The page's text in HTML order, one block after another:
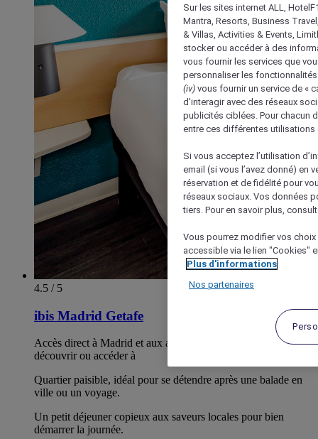
4.5 / 5
ibis Madrid Getafe
Accès direct à Madrid et aux axes routiers, idéal pour
découvrir ou accéder à
Quartier paisible, idéal pour se détendre après une balade en
ville ou un voyage.
Un petit déjeuner copieux aux saveurs locales pour bien
démarrer la journée.
Sur les sites internet ALL,
Mantra, Resorts, Business
& Villas, Activities & Events,
stocker ou accéder à des
vous fournir les services que
personnaliser les
(iv) vous fournir un service de «
d'interagir avec des réseaux
publicités ciblées. Pour chacun
entre ces différentes utilisations
Si vous acceptez l’utilisation
email (si vous l’avez donné) en
réservation et de fidélité pour
réseaux sociaux. Vos données
tiers. Pour en savoir plus,
Vous pourrez modifier vos
accessible via le lien "Cookies"
Plus d'informations
Nos partenaires